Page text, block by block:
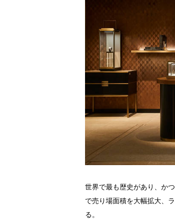
世界で最も歴史があり、か
で売り場面積を大幅拡大、
る。